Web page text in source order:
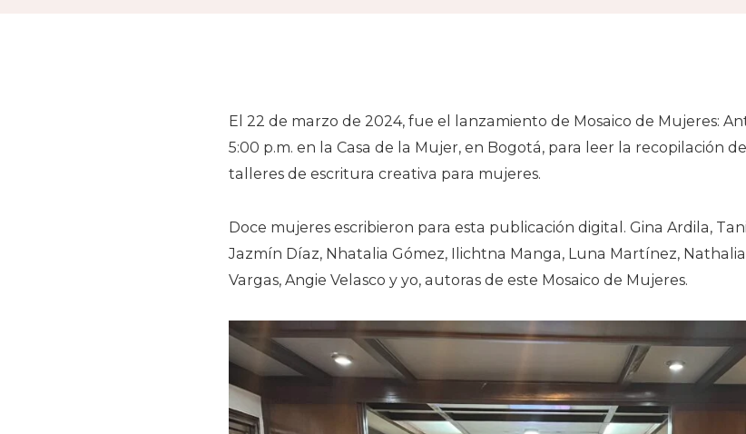
El 22 de marzo de 2024, fue el lanzamiento de Mosaico de Mujeres:
5:00 p.m. en la Casa de la Mujer, en Bogotá, para leer la recopilación
talleres de escritura creativa para mujeres.
Doce mujeres escribieron para esta publicación digital. Gina Ardila,
Jazmín Díaz, Nhatalia Gómez, Ilichtna Manga, Luna Martínez,
Vargas, Angie Velasco y yo, autoras de este Mosaico de Mujeres.